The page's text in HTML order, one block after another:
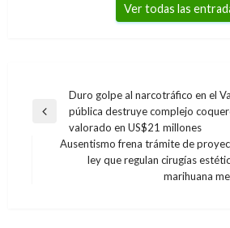
Ver todas las
Navegación
de
entradas
Entrada
Duro golpe al narcotráfico en el
pública destruye complejo
valorado en US$21 millones
Ausentismo frena trámite de
ley que regulan cirugías
marihuana